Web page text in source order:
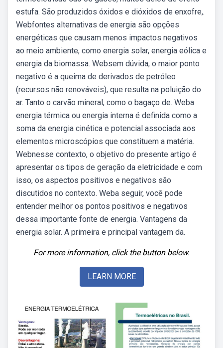
estufa. São produzidos óxidos e dióxidos de enxofre,.
Webfontes alternativas de energia são opções
energéticas que causam menos impactos negativos
ao meio ambiente, como energia solar, energia eólica e
energia da biomassa. Websem dúvida, o maior ponto
negativo é a queima de derivados de petróleo
(recursos não renováveis), que resulta na poluição do
ar. Tanto o carvão mineral, como o bagaço de. Weba
energia térmica ou energia interna é definida como a
soma da energia cinética e potencial associada aos
elementos microscópios que constituem a matéria.
Webnesse contexto, o objetivo do presente artigo é
apresentar os tipos de geração da eletricidade e com
isso, os aspectos positivos e negativos são
discutidos no contexto. Weba seguir, você pode
entender melhor os pontos positivos e negativos
dessa importante fonte de energia. Vantagens da
energia solar. A primeira e principal vantagem da.
For more information, click the button below.
LEARN MORE